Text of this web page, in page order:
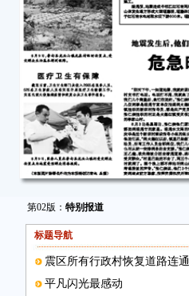
第02版： 特别报道
标题导航
震区所有行政村恢复道路连通
平凡闪光最感动